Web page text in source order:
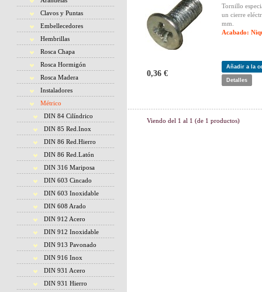
Clavos y Puntas
Embellecedores
Hembrillas
Rosca Chapa
Rosca Hormigón
Rosca Madera
Instaladores
Métrico
DIN 84 Cilíndrico
DIN 85 Red.Inox
DIN 86 Red.Hierro
DIN 86 Red.Latón
DIN 316 Mariposa
DIN 603 Cincado
DIN 603 Inoxidable
DIN 608 Arado
DIN 912 Acero
DIN 912 Inoxidable
DIN 913 Pavonado
DIN 916 Inox
DIN 931 Acero
DIN 931 Hierro
Tornillo
un cierre
mm.
Acabado:
0,36 €
Añadir a la
Detalles
Viendo del 1 al 1 (de 1 productos)